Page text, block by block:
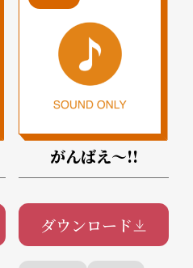
がんばえ～!!
ダウンロード